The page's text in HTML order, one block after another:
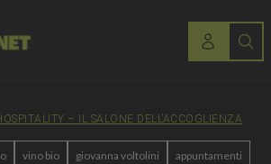
– IL SALONE DELL’ACCOGLIENZA
vino bio giovanna voltolini appuntamenti